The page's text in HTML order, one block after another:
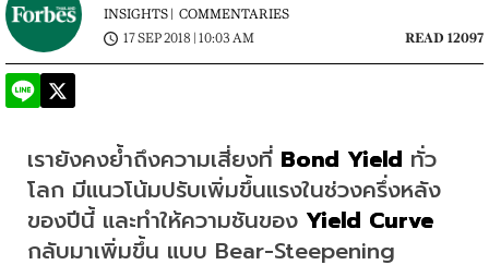
INSIGHTS |
COMMENTARIES
17 SEP 2018 | 10:03 AM
READ 12097
เรายังคงย้ำถึงความเสี่ยงที่ Bond Yield ทั่ว
โลก มีแนวโน้มปรับเพิ่มขึ้นแรงในช่วงครึ่งหลัง
ของปีนี้ และทำให้ความชันของ Yield Curve
กลับมาเพิ่มขึ้น แบบ Bear-Steepening